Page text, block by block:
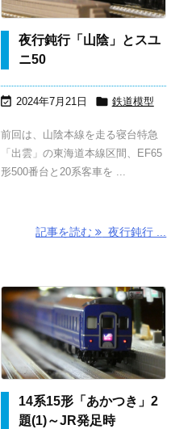
夜行鈍行「山陰」とスユ
ニ50
 2024年7月21日  鉄道模型
前回は、山陰本線を走る寝台特急
「出雲」の東海道本線区間、EF65
形500番台と20系客車を ...
記事を読む 夜行鈍行 ...
14系15形「あかつき」2
題(1)～JR発足時